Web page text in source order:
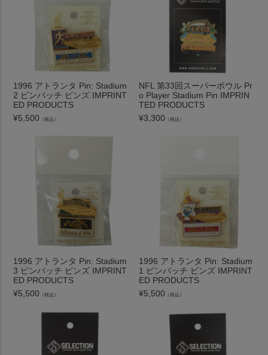
1996 アトランタ Pin: Stadium
2 ピンバッチ ピンズ IMPRINT
ED PRODUCTS
¥5,500 （税込）
NFL 第33回スーパーボウル Pr
o Player Stadium Pin IMPRIN
TED PRODUCTS
¥3,300 （税込）
1996 アトランタ Pin: Stadium
3 ピンバッチ ピンズ IMPRINT
ED PRODUCTS
¥5,500 （税込）
1996 アトランタ Pin: Stadium
1 ピンバッチ ピンズ IMPRINT
ED PRODUCTS
¥5,500 （税込）